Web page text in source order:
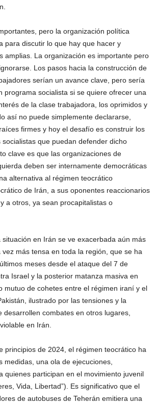
pero la organización política
para discutir lo que hay que hacer y
amplias. La organización es importante pero
Los pasos hacia la construcción de
serían un avance clave, pero sería
programa socialista si se quiere ofrecer una
de la clase trabajadora, los oprimidos y
así no puede simplemente declararse,
firmes y hoy el desafío es construir los
socialistas que puedan defender dicho
clave es que las organizaciones de
deben ser internamente democráticas
alternativa al régimen teocrático
de Irán, a sus oponentes reaccionarios
a otros, ya sean procapitalistas o
situación en Irán se ve exacerbada aún más
vez más tensa en toda la región, que se ha
meses desde el ataque del 7 de
Israel y la posterior matanza masiva en
mutuo de cohetes entre el régimen iraní y el
ilustrado por las tensiones y la
desarrollen combates en otros lugares,
en Irán.
principios de 2024, el régimen teocrático ha
medidas, una ola de ejecuciones,
quienes participan en el movimiento juvenil
Vida, Libertad”). Es significativo que el
de autobuses de Teherán emitiera una